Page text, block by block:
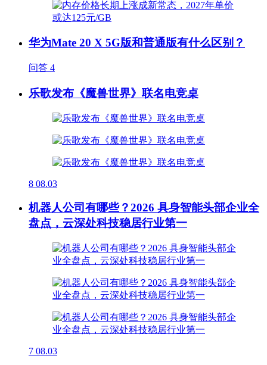
华为Mate 20 X 5G版和普通版有什么区别？
问答 4
乐歌发布《魔兽世界》联名电竞桌
8 08.03
机器人公司有哪些？2026 具身智能头部企业全
盘点，云深处科技稳居行业第一
7 08.03